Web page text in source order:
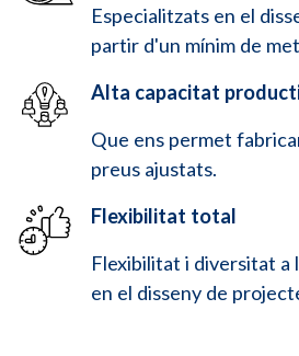
Especialitzats en el
partir d'un mínim de
Alta capacitat
Que ens permet
preus ajustats.
Flexibilitat total
Flexibilitat i diversitat a
en el disseny de